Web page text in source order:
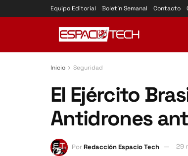
Equipo Editorial Boletín Semanal Contacto
Inicio Seguridad
El Ejército
Antidrones
PorRedacción Espacio Tech 29